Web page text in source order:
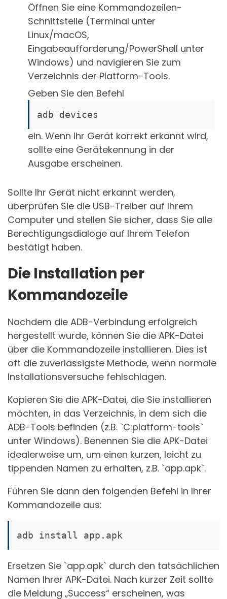
Öffnen Sie eine Kommandozeilen-
Schnittstelle (Terminal unter
Linux/macOS,
Eingabeaufforderung/PowerShell unter
Windows) und navigieren Sie zum
Verzeichnis der Platform-Tools.
Geben Sie den Befehl
adb devices
ein. Wenn Ihr Gerät korrekt erkannt wird,
sollte eine Gerätekennung in der
Ausgabe erscheinen.
Sollte Ihr Gerät nicht erkannt werden,
überprüfen Sie die USB-Treiber auf Ihrem
Computer und stellen Sie sicher, dass Sie alle
Berechtigungsdialoge auf Ihrem Telefon
bestätigt haben.
Die Installation per
Kommandozeile
Nachdem die ADB-Verbindung erfolgreich
hergestellt wurde, können Sie die APK-Datei
über die Kommandozeile installieren. Dies ist
oft die zuverlässigste Methode, wenn normale
Installationsversuche fehlschlagen.
Kopieren Sie die APK-Datei, die Sie installieren
möchten, in das Verzeichnis, in dem sich die
ADB-Tools befinden (z.B. `C:platform-tools`
unter Windows). Benennen Sie die APK-Datei
idealerweise um, um einen kurzen, leicht zu
tippenden Namen zu erhalten, z.B. `app.apk`.
Führen Sie dann den folgenden Befehl in Ihrer
Kommandozeile aus:
adb install app.apk
Ersetzen Sie `app.apk` durch den tatsächlichen
Namen Ihrer APK-Datei. Nach kurzer Zeit sollte
die Meldung „Success“ erscheinen, was